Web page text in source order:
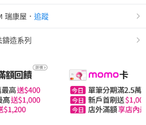
瑞康屋 ． 追蹤
鑄造系列